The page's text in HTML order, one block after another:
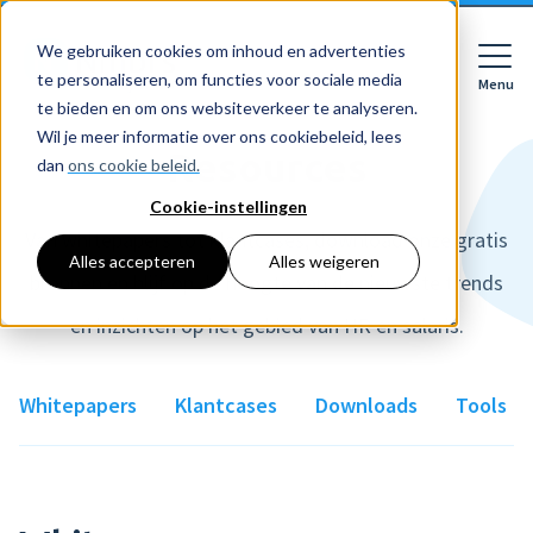
We gebruiken cookies om inhoud en advertenties
te personaliseren, om functies voor sociale media
te bieden en om ons websiteverkeer te analyseren.
Wil je meer informatie over ons cookiebeleid, lees
dan ons cookie beleid.
Cookie-instellingen
Alles accepteren Alles weigeren
Menu
Close
Softwarepakketten
Voor bedrijven
Voor accountants
Features
HR dashboards
Ontdek
Resources
Resources
Van whitepapers tot klantcases, download onze gratis
bronnen en blijf op de hoogte van de nieuwste trends
en inzichten op het gebied van HR en salaris.
Whitepapers Klantcases Downloads Tools